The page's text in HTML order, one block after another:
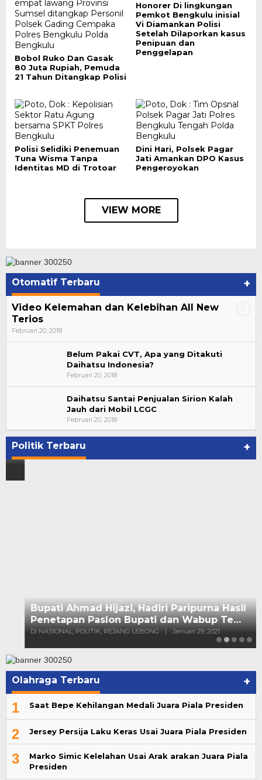
Bobol Ruko Dan Gasak
80 Juta Rupiah, Pemuda
21 Tahun Ditangkap Polisi
Honorer Di lingkungan
Pemkot Bengkulu inisial
Vi Diamankan Polisi
Setelah Dilaporkan kasus
Penipuan dan
Penggelapan
Polisi Selidiki Penemuan
Tuna Wisma Tanpa
Identitas MD di Trotoar
Dini Hari, Polsek Pagar
Jati Amankan DPO Kasus
Pengeroyokan
VIEW MORE
Otomatif Terbaru +
Video Kelemahan dan Kelebihan All New
Terios
Februari 20, 2018
Belum Pakai CVT, Apa yang Ditakuti
Daihatsu Indonesia?
Februari 20, 2018
Daihatsu Santai Penjualan Sirion Kalah
Jauh dari Mobil LCGC
Februari 20, 2018
Politik Terbaru +
Bupati Ahmad Hijazi, Hadiri Paripurna Hasil
Penetapan Paslon Bupati dan Wabup Te…
Di NASIONAL, POLITIK, REJANG LEBONG
Olahraga Terbaru +
1 Saat Bepe Kehilangan Medali Juara Piala Presiden
2 Jersey Persija Laku Keras Usai Juara Piala Presiden
3
Marko Simic Kelelahan Usai Arak arakan Juara Piala
Presiden